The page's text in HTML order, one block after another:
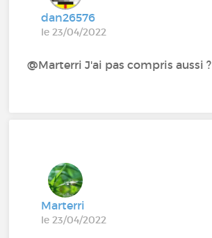
dan26576
le 23/04/2022
@Marterri J'ai pas compris aussi ?
Marterri
le 23/04/2022